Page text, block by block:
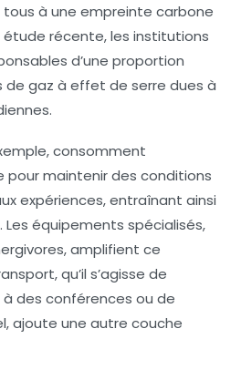
à une empreinte carbone
étude récente, les institutions
d’une proportion
de gaz à effet de serre dues à
consomment
pour maintenir des conditions
expériences, entraînant ainsi
Les équipements spécialisés,
amplifient ce
qu’il s’agisse de
des conférences ou de
ajoute une autre couche